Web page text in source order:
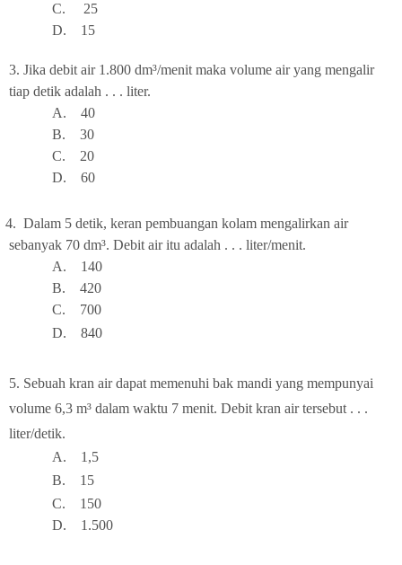
C.
25
D.
15
3. Jika debit air 1.800 dm³/menit maka volume air yang mengalir
tiap detik adalah . . . liter.
A.
40
B. 30
C.
20
D. 60
Dalam 5 detik, keran pembuangan kolam mengalirkan air
sebanyak 70 dm³. Debit air itu adalah . . . liter/menit.
A. 140
B.
420
C.
700
D.
840
5. Sebuah kran air dapat memenuhi bak mandi yang mempunyai
volume 6,3 m³ dalam waktu 7 menit. Debit kran air tersebut . . .
liter/detik.
A.
1,5
B.
15
C.
150
D. 1.500